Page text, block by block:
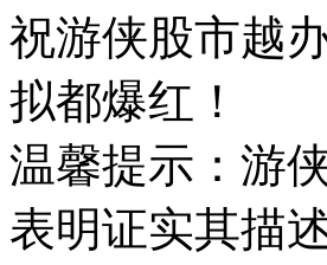
祝游侠股市越
拟都爆红！
温馨提示：游
表明证实其描